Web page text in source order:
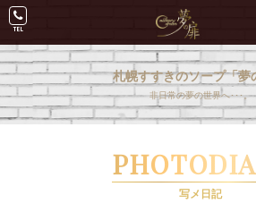
札幌すすきのソープ「夢
非日常の夢の世界へ･･･。
写メ日記